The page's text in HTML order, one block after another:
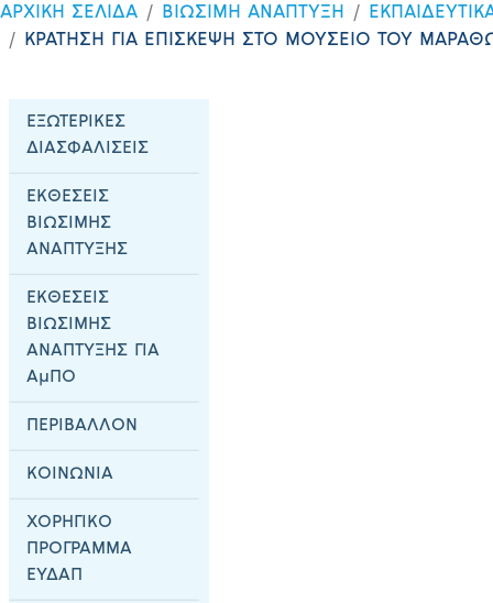
ΑΡΧΙΚΗ ΣΕΛΙΔΑ ΒΙΩΣΙΜΗ ΑΝΑΠΤΥΞΗ
ΚΡΑΤΗΣΗ ΓΙΑ ΕΠΙΣΚΕΨΗ ΣΤΟ ΜΟΥΣΕΙΟ ΤΟΥ
ΕΞΩΤΕΡΙΚΕΣ
ΔΙΑΣΦΑΛΙΣΕΙΣ
ΕΚΘΕΣΕΙΣ
ΒΙΩΣΙΜΗΣ
ΑΝΑΠΤΥΞΗΣ
ΕΚΘΕΣΕΙΣ
ΒΙΩΣΙΜΗΣ
ΑΝΑΠΤΥΞΗΣ ΓΙΑ
ΑμΠΟ
ΠΕΡΙΒΑΛΛΟΝ
ΚΟΙΝΩΝΙΑ
ΧΟΡΗΓΙΚΟ
ΠΡΟΓΡΑΜΜΑ
ΕΥΔΑΠ